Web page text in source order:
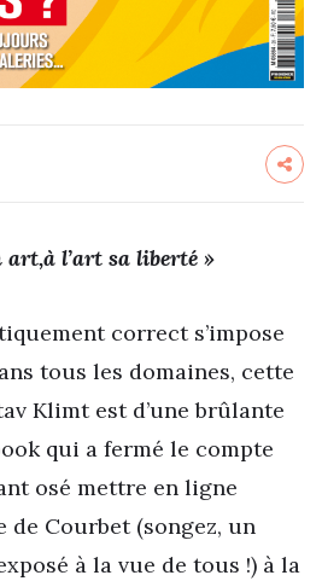
art,à l’art sa liberté »
correct s’impose
tous les domaines, cette
Klimt est d’une brûlante
qui a fermé le compte
osé mettre en ligne
de Courbet (songez, un
à la vue de tous !) à la